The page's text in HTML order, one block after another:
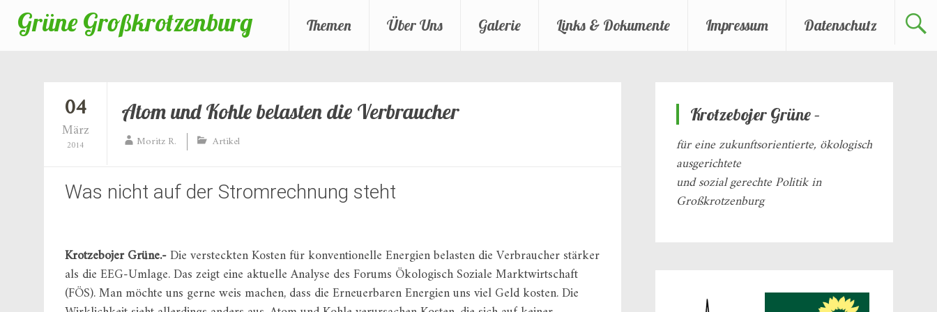
Grüne Großkrotzenburg Themen Über Uns Galerie Links & Dokumente Impressum Datenschutz
04
März
2014
Atom und Kohle belasten die Verbraucher
Moritz R. Artikel
Was nicht auf der Stromrechnung steht
Krotzebojer Grüne.-Die versteckten Kosten für konventionelle Energien belasten die Verbraucher stärker
als die EEG-Umlage. Das zeigt eine aktuelle Analyse des Forums Ökologisch Soziale Marktwirtschaft
(FÖS). Man möchte uns gerne weis machen, dass die Erneuerbaren Energien uns viel Geld kosten. Die
Krotzebojer Grüne –
für eine zukunftsorientierte, ökologisch
ausgerichtete
und sozial gerechte Politik in
Großkrotzenburg